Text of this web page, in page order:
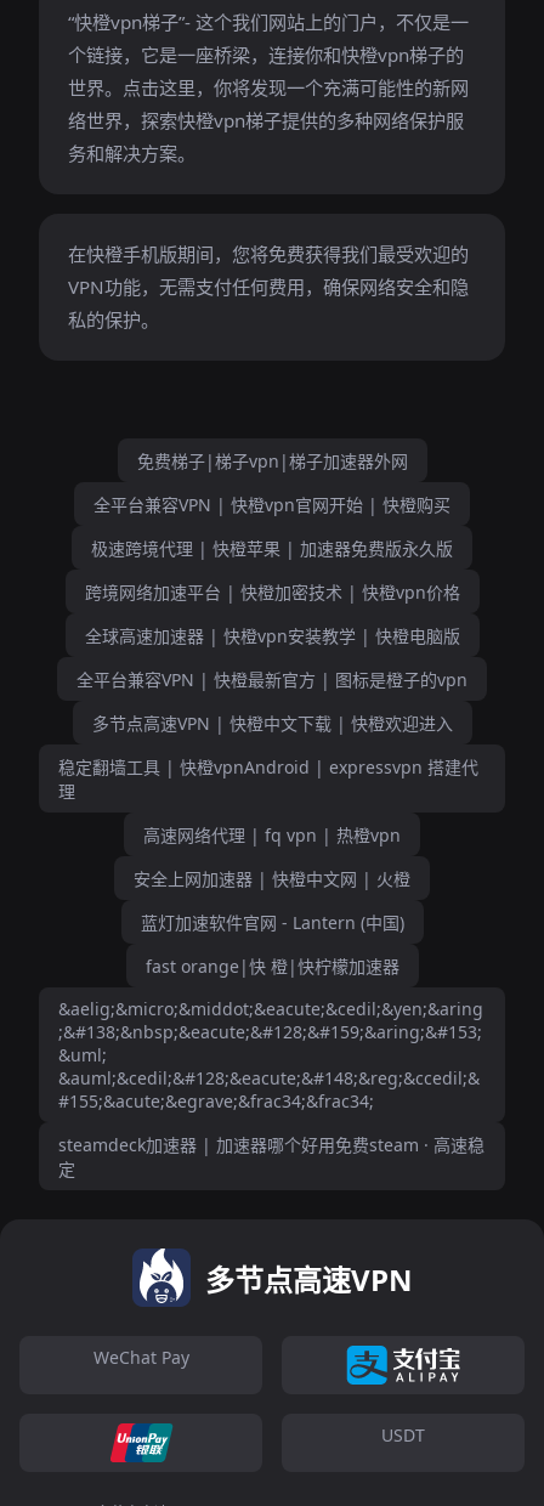
“快橙vpn梯子”- 这个我们网站上的门户，不仅是一
个链接，它是一座桥梁，连接你和快橙vpn梯子的
世界。点击这里，你将发现一个充满可能性的新网
络世界，探索快橙vpn梯子提供的多种网络保护服
务和解决方案。
在快橙手机版期间，您将免费获得我们最受欢迎的
VPN功能，无需支付任何费用，确保网络安全和隐
私的保护。
免费梯子|梯子vpn|梯子加速器外网
全平台兼容VPN | 快橙vpn官网开始 | 快橙购买
极速跨境代理 | 快橙苹果 | 加速器免费版永久版
跨境网络加速平台 | 快橙加密技术 | 快橙vpn价格
全球高速加速器 | 快橙vpn安装教学 | 快橙电脑版
全平台兼容VPN | 快橙最新官方 | 图标是橙子的vpn
多节点高速VPN | 快橙中文下载 | 快橙欢迎进入
稳定翻墙工具 | 快橙vpnAndroid | expressvpn 搭建代
理
高速网络代理 | fq vpn | 热橙vpn
安全上网加速器 | 快橙中文网 | 火橙
蓝灯加速软件官网 - Lantern (中国)
fast orange|快 橙|快柠檬加速器
&aelig;&micro;&middot;&eacute;&cedil;&yen;&aring
;&#138;&nbsp;&eacute;&#128;&#159;&aring;&#153;
&uml;
&auml;&cedil;&#128;&eacute;&#148;&reg;&ccedil;&
#155;&acute;&egrave;&frac34;&frac34;
steamdeck加速器 | 加速器哪个好用免费steam · 高速稳
定
多节点高速VPN
WeChat Pay
USDT